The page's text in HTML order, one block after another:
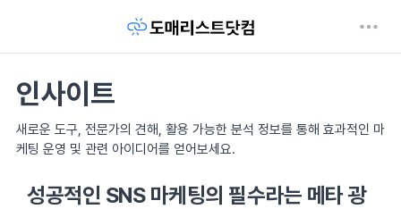
인사이트
새로운 도구, 전문가의 견해, 활용 가능한 분석 정보를 통해 효과적인 마
케팅 운영 및 관련 아이디어를 얻어보세요.
성공적인 SNS 마케팅의 필수라는 메타 광